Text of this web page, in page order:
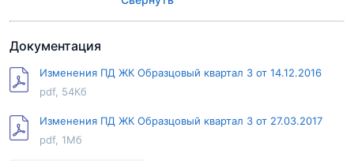
Банк УРАЛСИБ
ДельтаКредит
Сбер Банк
Документация
Изменения ПД ЖК Образцовый квартал 3 от 14.12.2016
pdf, 54Кб
Изменения ПД ЖК Образцовый квартал 3 от 27.03.2017
pdf, 1Мб